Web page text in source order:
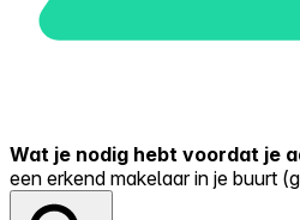
Wat je nodig hebt voordat je
een erkend makelaar in je buurt